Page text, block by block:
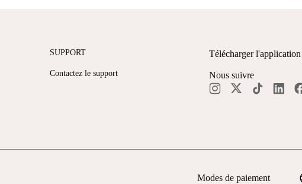
SUPPORT
Contactez le support
Télécharger l'application
Nous suivre
Modes de paiement